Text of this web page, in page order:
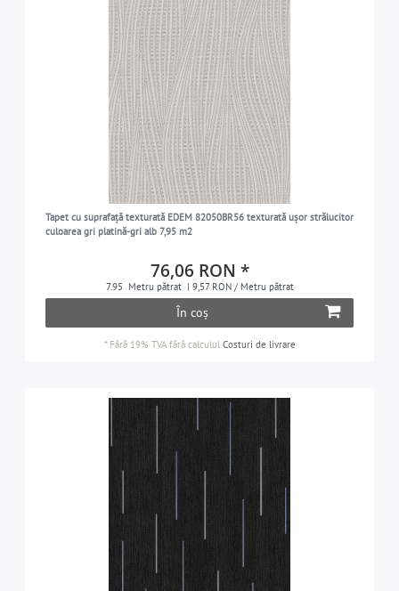
Tapet cu suprafață texturată EDEM 82050BR56 texturată ușor strălucitor
culoarea gri platină-gri alb 7,95 m2
76,06 RON *
7.95 Metru pătrat | 9,57 RON / Metru pătrat
În coș
* Fără 19% TVAfără calculul Costuri de livrare